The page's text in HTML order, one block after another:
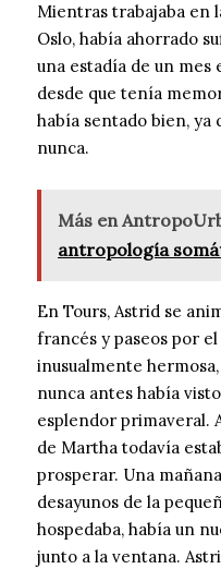
Mientras trabajaba en
Oslo, había ahorrado
una estadía de un mes
desde que tenía
había sentado bien, ya
nunca.
Más en
antropología
En Tours, Astrid se
francés y paseos por
inusualmente
nunca antes había
esplendor primaveral.
de Martha todavía
prosperar. Una
desayunos de la
hospedaba, había un
junto a la ventana.